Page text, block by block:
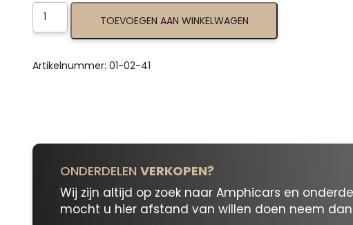
Dipstick
Felt
Washer
02-
TOEVOEGEN AAN WINKELWAGEN
Artikelnummer: 01-02-41
ONDERDELEN VERKOPEN?
Wij zijn altijd op zoek naar Amphicars en
mocht u hier afstand van willen doen neem